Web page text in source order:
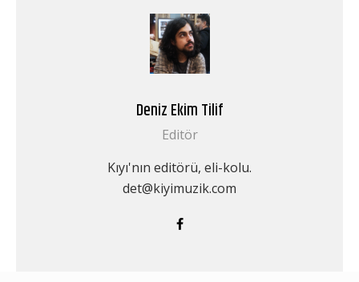
Deniz Ekim Tilif
Editör
Kıyı'nın editörü, eli-kolu.
det@kiyimuzik.com